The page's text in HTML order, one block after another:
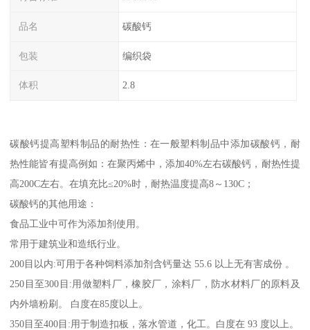
品名 碳酸钙
包装 编织袋
体积 2.8
碳酸钙提高塑料制品的耐热性：在一般塑料制品中添加碳酸钙，耐
热性能皆有提高例如：在聚丙烯中，添加40%左右碳酸钙，耐热性提
高200C左右。在填充比≤20%时，耐热温度提高8～130C；
碳酸钙的其他用途：
食品工业中可作为添加剂使用。
常用于建筑业和造纸行业。
200目以内:可用于各种饲料添加剂含钙量达 55.6 以上无有害成份 。
250目至300目:用做塑料厂，橡胶厂，涂料厂，防水材料厂的原料及
内外墙粉刷。 白度在85度以上。
350目至400目:用于制造扣板，落水管道，化工。白度在 93 度以上。